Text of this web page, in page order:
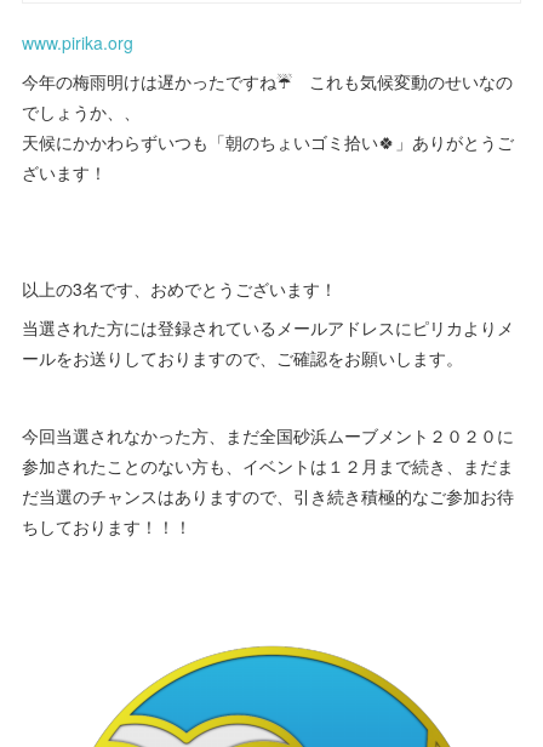
www.pirika.org
今年の梅雨明けは遅かったですね☔️ これも気候変動のせいなの
でしょうか、、
天候にかかわらずいつも「朝のちょいゴミ拾い🍀」ありがとうご
ざいます！
以上の3名です、おめでとうございます！
当選された方には登録されているメールアドレスにピリカよりメ
ールをお送りしておりますので、ご確認をお願いします。
今回当選されなかった方、まだ全国砂浜ムーブメント２０２０に
参加されたことのない方も、イベントは１２月まで続き、まだま
だ当選のチャンスはありますので、引き続き積極的なご参加お待
ちしております！！！